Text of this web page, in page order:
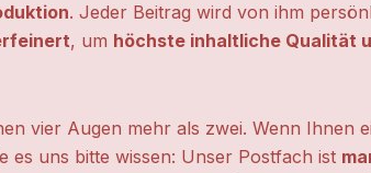
. Jeder Beitrag wird von ihm
, um höchste inhaltliche Qualität
vier Augen mehr als zwei. Wenn Ihnen
es uns bitte wissen: Unser Postfach ist